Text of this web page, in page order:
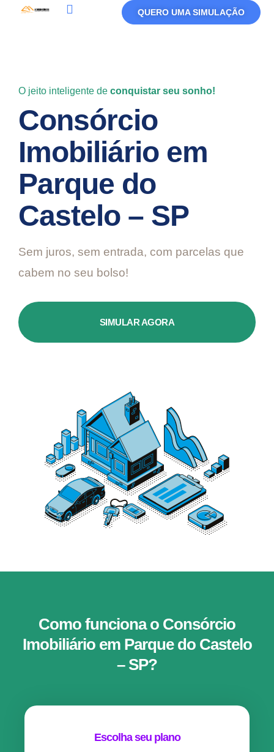
QUERO UMA SIMULAÇÃO
O jeito inteligente de conquistar seu sonho!
Consórcio
Imobiliário em
Parque do
Castelo – SP
Sem juros, sem entrada, com parcelas que
cabem no seu bolso!
SIMULAR AGORA
Como funciona o Consórcio
Imobiliário em Parque do Castelo
– SP?
Escolha seu plano